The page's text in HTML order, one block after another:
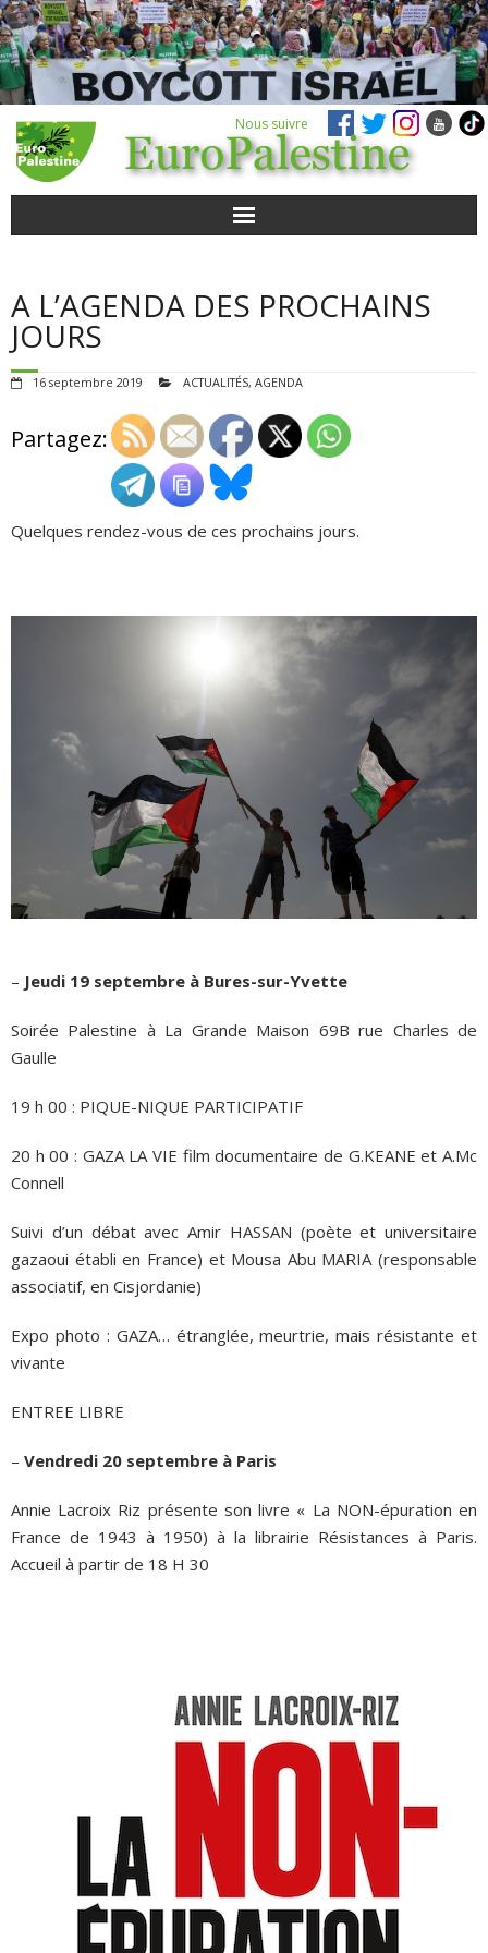
Nous suivre
POUR AGIR
QUI SOMMES-NOUS ?
ADHÉSIONS, DONS, CONTACT
A L’AGENDA DES PROCHAINS
JOURS
16 septembre 2019 ACTUALITÉS, AGENDA
Partagez:
Quelques rendez-vous de ces prochains jours.
– Jeudi 19 septembre à Bures-sur-Yvette
Soirée Palestine à La Grande Maison 69B rue Charles de
Gaulle
19 h 00 : PIQUE-NIQUE PARTICIPATIF
20 h 00 : GAZA LA VIE film documentaire de G.KEANE et A.Mc
Connell
Suivi d’un débat avec Amir HASSAN (poète et universitaire
gazaoui établi en France) et Mousa Abu MARIA (responsable
associatif, en Cisjordanie)
Expo photo : GAZA… étranglée, meurtrie, mais résistante et
vivante
ENTREE LIBRE
– Vendredi 20 septembre à Paris
Annie Lacroix Riz présente son livre « La NON-épuration en
France de 1943 à 1950) à la librairie Résistances à Paris.
Accueil à partir de 18 H 30